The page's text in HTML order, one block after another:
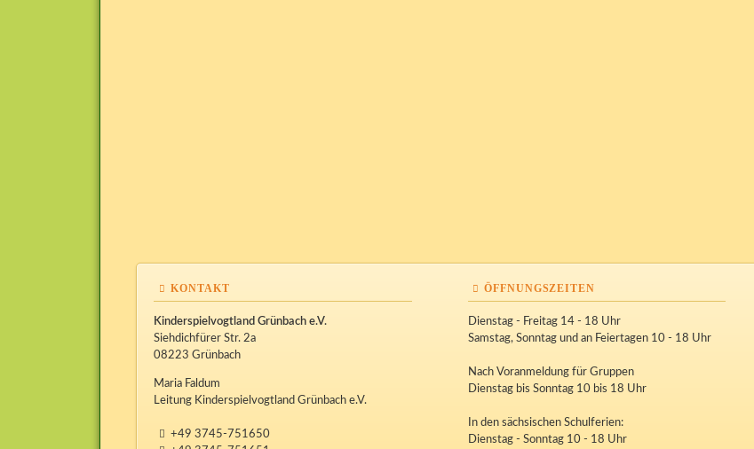
KONTAKT
Kinderspielvogtland Grünbach e.V.
Siehdichfürer Str. 2a
08223 Grünbach
Maria Faldum
Leitung Kinderspielvogtland Grünbach e.V.
+49 3745-751650
ÖFFNUNGSZEITEN
Dienstag - Freitag 14 - 18 Uhr
Samstag, Sonntag und an Feiertagen 10 - 18 Uhr
Nach Voranmeldung für Gruppen
Dienstag bis Sonntag 10 bis 18 Uhr
In den sächsischen Schulferien:
Dienstag - Sonntag 10 - 18 Uhr